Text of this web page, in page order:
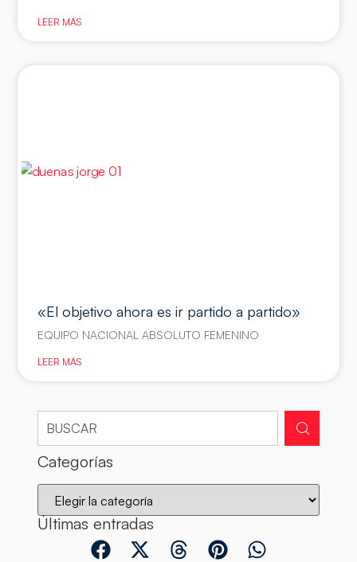
LEER MÁS
«El objetivo ahora es ir partido a partido»
EQUIPO NACIONAL ABSOLUTO FEMENINO
LEER MÁS
Categorías
Últimas entradas